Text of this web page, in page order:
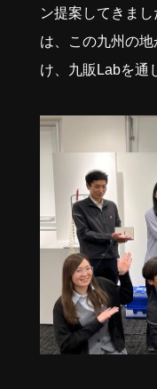
ン提案してきま
は、この九州の
け、九販Labを通